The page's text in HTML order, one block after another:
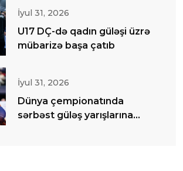
İyul 31, 2026
U17 DÇ-də qadın güləşi üzrə
mübarizə başa çatıb
İyul 31, 2026
Dünya çempionatında
sərbəst güləş yarışlarına